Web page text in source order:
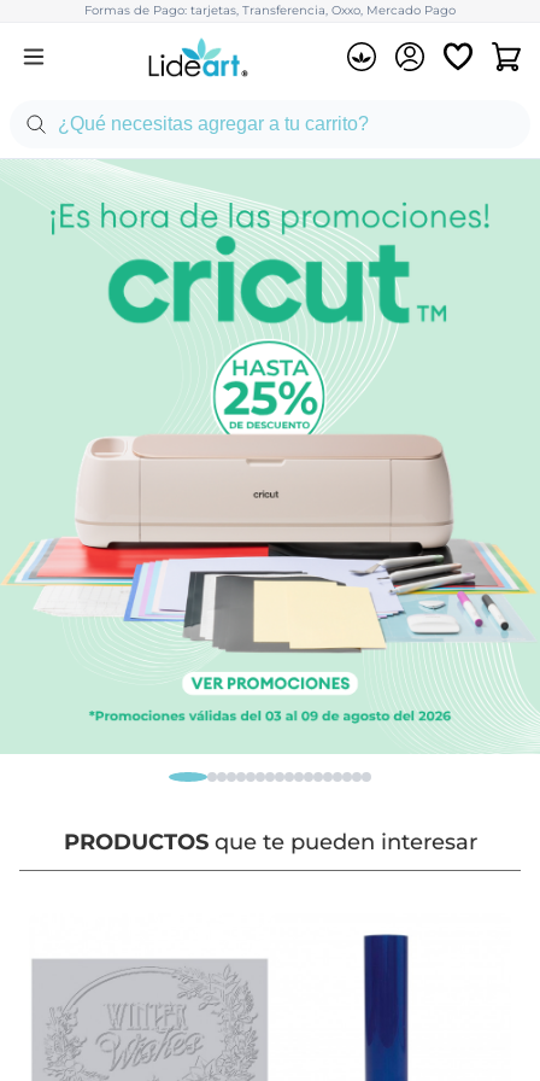
Formas de Pago: tarjetas, Transferencia, Oxxo, Mercado Pago
PRODUCTOSque te pueden interesar